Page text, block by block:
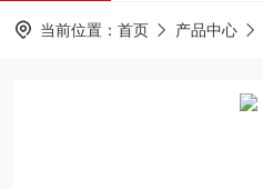
当前位置： 首页 产品中心